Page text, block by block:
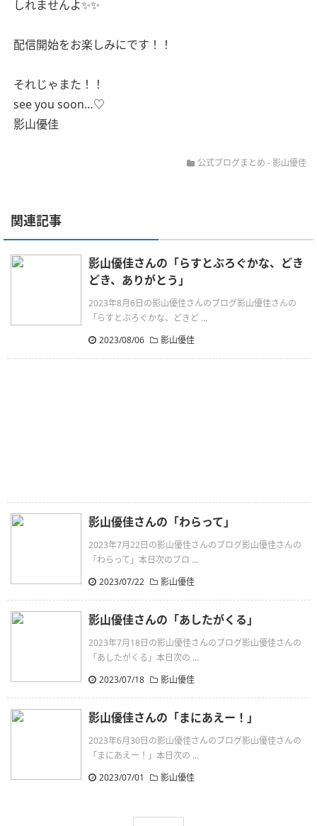
しれませんよ✨✨
配信開始をお楽しみにです！！
それじゃまた！！
see you soon…♡
影山優佳
公式ブログまとめ -影山優佳
関連記事
影山優佳さんの「らすとぶろぐかな、どき
どき、ありがとう」
2023年8月6日の影山優佳さんのブログ影山優佳さんの
「らすとぶろぐかな、どきど ...
2023/08/06
影山優佳
影山優佳さんの「わらって」
2023年7月22日の影山優佳さんのブログ影山優佳さんの
「わらって」本日次のブロ ...
2023/07/22
影山優佳
影山優佳さんの「あしたがくる」
2023年7月18日の影山優佳さんのブログ影山優佳さんの
「あしたがくる」本日次の ...
2023/07/18
影山優佳
影山優佳さんの「まにあえー！」
2023年6月30日の影山優佳さんのブログ影山優佳さんの
「まにあえー！」本日次の ...
2023/07/01
影山優佳